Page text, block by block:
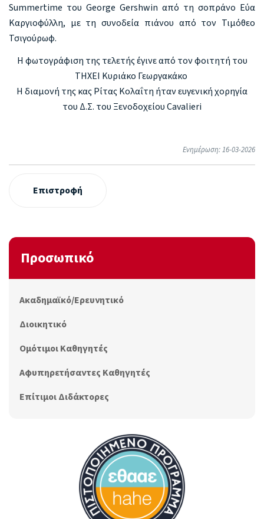
Summertime του George Gershwin από τη σοπράνο Εύα
Καργιοφύλλη, με τη συνοδεία πιάνου από τον Τιμόθεο
Τσιγούρωφ.
Η φωτογράφιση της τελετής έγινε από τον φοιτητή του
ΤΗΧΕΙ Κυριάκο Γεωργακάκο
Η διαμονή της κας Ρίτας Κολαΐτη ήταν ευγενική χορηγία
του Δ.Σ. του Ξενοδοχείου Cavalieri
Ενημέρωση: 16-03-2026
Επιστροφή
Προσωπικό
Ακαδημαϊκό/Ερευνητικό
Διοικητικό
Ομότιμοι Καθηγητές
Αφυπηρετήσαντες Καθηγητές
Επίτιμοι Διδάκτορες